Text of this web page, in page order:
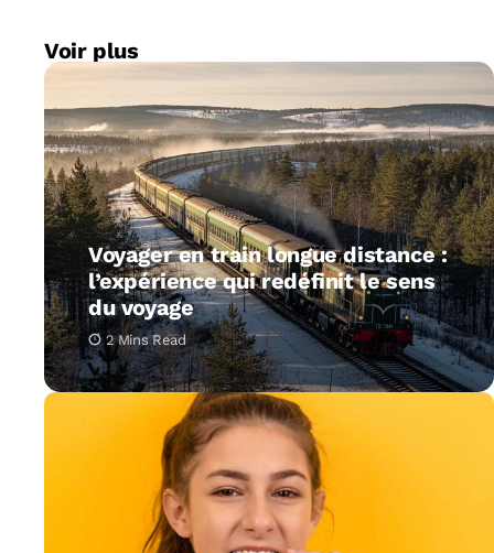
Voir plus
Voyager en train longue distance :
l’expérience qui redéfinit le sens
du voyage
2 Mins Read